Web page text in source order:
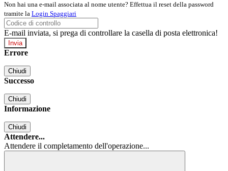
Non hai una e-mail associata al nome utente? Effettua il reset della password
tramite la Login Spaggiari
E-mail inviata, si prega di controllare la casella di posta elettronica!
Errore
Chiudi
Successo
Chiudi
Informazione
Chiudi
Attendere...
Attendere il completamento dell'operazione...